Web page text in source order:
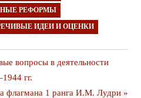
РЕФОРМЫ
ИДЕИ И ОЦЕНКИ
вопросы в деятельности
гг.
флагмана 1 ранга И.М. Лудри